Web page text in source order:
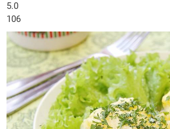
5.0
106